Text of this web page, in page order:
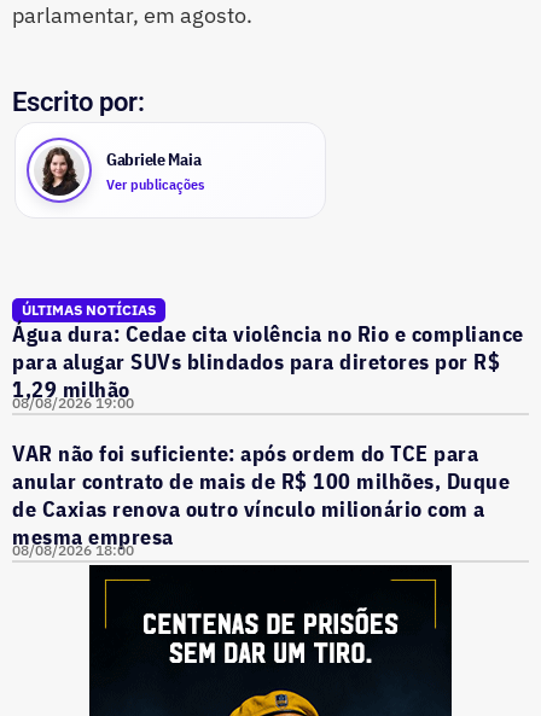
parlamentar, em agosto.
Escrito por:
Gabriele Maia
Ver publicações
ÚLTIMAS NOTÍCIAS
Água dura: Cedae cita violência no Rio e compliance
para alugar SUVs blindados para diretores por R$
1,29 milhão
08/08/2026 19:00
VAR não foi suficiente: após ordem do TCE para
anular contrato de mais de R$ 100 milhões, Duque
de Caxias renova outro vínculo milionário com a
mesma empresa
08/08/2026 18:00